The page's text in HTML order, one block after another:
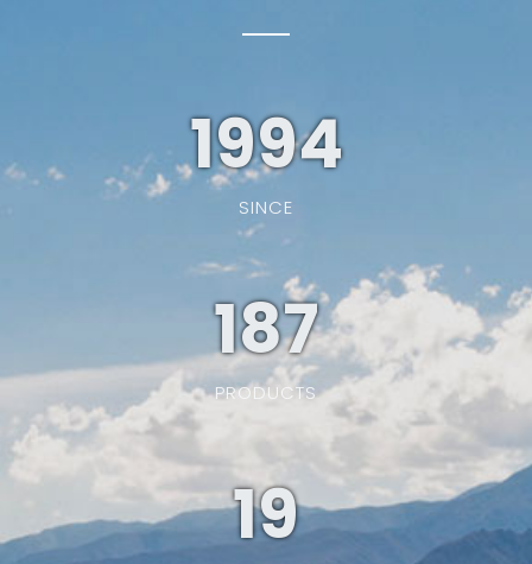
1994
SINCE
187
PRODUCTS
19